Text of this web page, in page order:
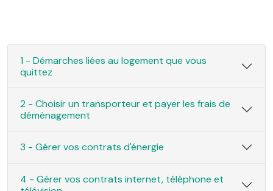
1 - Démarches liées au logement que vous
quittez
2 - Choisir un transporteur et payer les frais de
déménagement
3 - Gérer vos contrats d'énergie
4 - Gérer vos contrats internet, téléphone et